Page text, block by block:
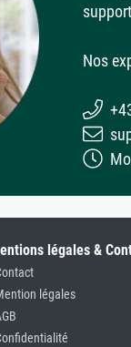
Nos
légales &
légales